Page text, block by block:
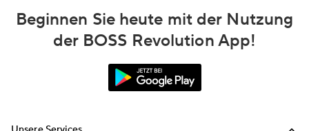
Beginnen Sie heute mit der Nutzung
der BOSS Revolution App!